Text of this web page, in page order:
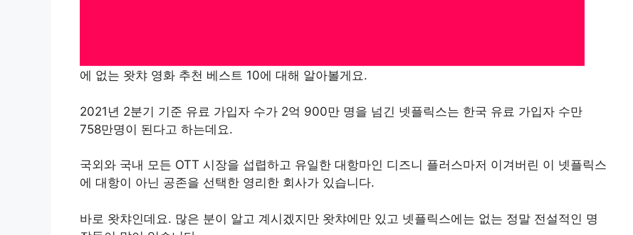
에 없는 왓챠 영화 추천 베스트 10에 대해 알아볼게요.
2021년 2분기 기준 유료 가입자 수가 2억 900만 명을 넘긴 넷플릭스는 한국 유료 가입자 수만
758만명이 된다고 하는데요.
국외와 국내 모든 OTT 시장을 섭렵하고 유일한 대항마인 디즈니 플러스마저 이겨버린 이 넷플릭스
에 대항이 아닌 공존을 선택한 영리한 회사가 있습니다.
바로 왓챠인데요. 많은 분이 알고 계시겠지만 왓챠에만 있고 넷플릭스에는 없는 정말 전설적인 명